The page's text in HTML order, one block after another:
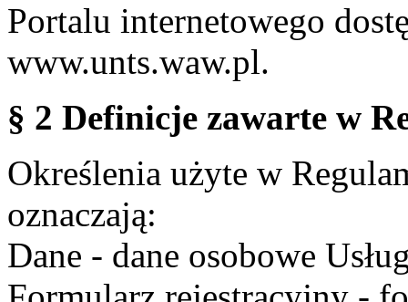
Portalu internetowego
www.unts.waw.pl.
§ 2 Definicje zawarte w
Określenia użyte w
oznaczają:
Dane - dane osobowe